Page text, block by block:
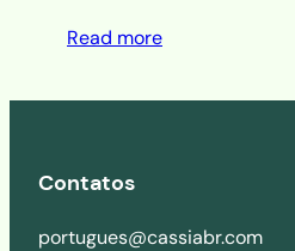
Read more
Contatos
portugues@cassiabr.com